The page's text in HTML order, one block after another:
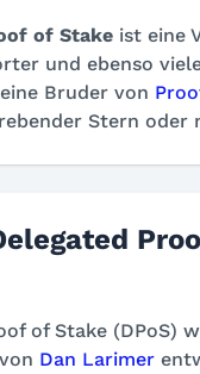
of Stake ist eine
und ebenso
Bruder von
Stern oder
of Stake (DPoS)
Dan Larimer